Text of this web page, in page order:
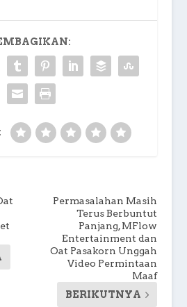
Permasalahan Masih
Terus Berbuntut
Panjang, MFlow
Entertainment dan
Oat Pasakorn Unggah
Video Permintaan
Maaf
BERIKUTNYA